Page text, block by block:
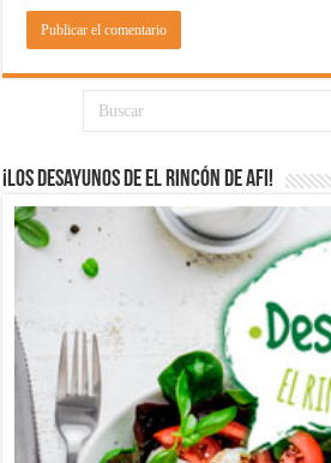
¡Los desayunos de El Rincón de Afi!